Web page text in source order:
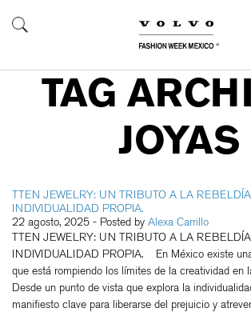
TAG
JOYAS
TTEN JEWELRY: UN TRIBUTO A LA
INDIVIDUALIDAD PROPIA.
22 agosto, 2025 - Posted by Alexa Carrillo
TTEN JEWELRY: UN TRIBUTO A LA
INDIVIDUALIDAD PROPIA. En México existe
que está rompiendo los límites de la creatividad en
Desde un punto de vista que explora la
manifiesto clave para liberarse del prejuicio y